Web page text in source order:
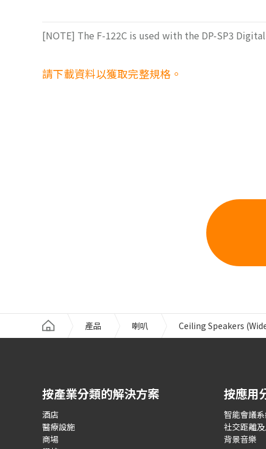
[NOTE] The F-122C is used with the DP-SP3
請下載資料以獲取完整規格。
產品 喇叭 Ceiling Speakers
按產業分類的解決方案
酒店
醫療設施
商場
按應用
智能會議
社交距離
背景音樂